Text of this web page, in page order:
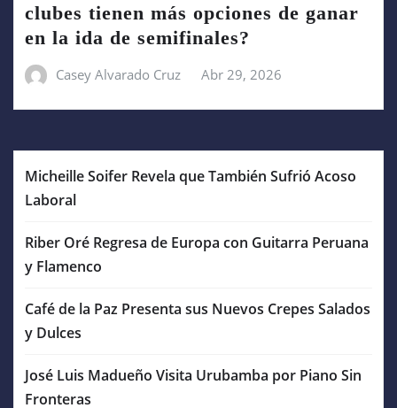
clubes tienen más opciones de ganar
en la ida de semifinales?
Casey Alvarado Cruz Abr 29, 2026
Micheille Soifer Revela que También Sufrió Acoso
Laboral
Riber Oré Regresa de Europa con Guitarra Peruana
y Flamenco
Café de la Paz Presenta sus Nuevos Crepes Salados
y Dulces
José Luis Madueño Visita Urubamba por Piano Sin
Fronteras